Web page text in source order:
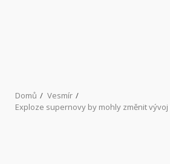
Domů
Vesmír
Exploze supernovy by mohly změnit vývoj